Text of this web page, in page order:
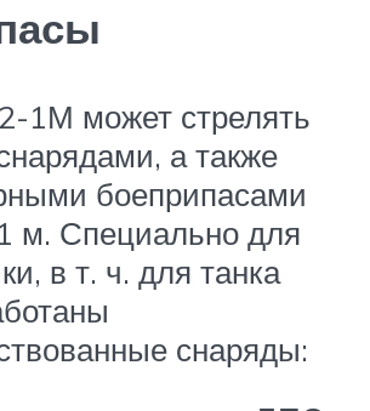
1М может стрелять
а также
боеприпасами
м. Специально для
в т. ч. для танка
снаряды: